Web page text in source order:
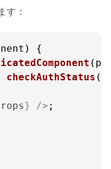
す：
(
checkAuthStatus
} /> ;